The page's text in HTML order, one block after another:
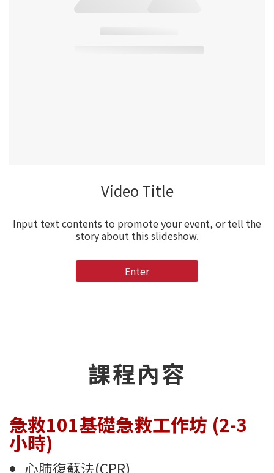
Video Title
Input text contents to promote your event, or tell the
story about this slideshow.
Enter
課程內容
急救101基礎急救工作坊 (2-3
小時)
心肺復蘇法(CPR)